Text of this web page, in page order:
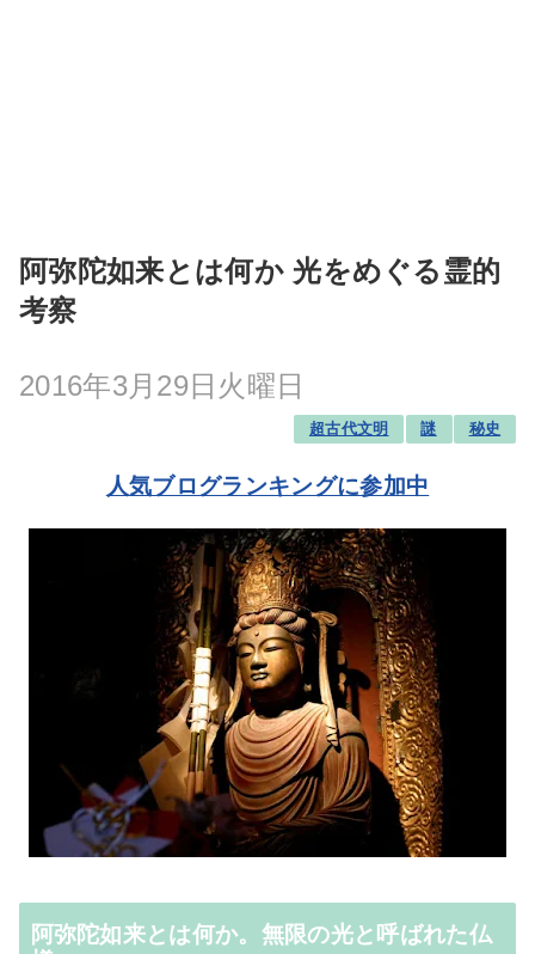
阿弥陀如来とは何か 光をめぐる霊的
考察
2016年3月29日火曜日
超古代文明 謎 秘史
人気ブログランキングに参加中
阿弥陀如来とは何か。無限の光と呼ばれた仏